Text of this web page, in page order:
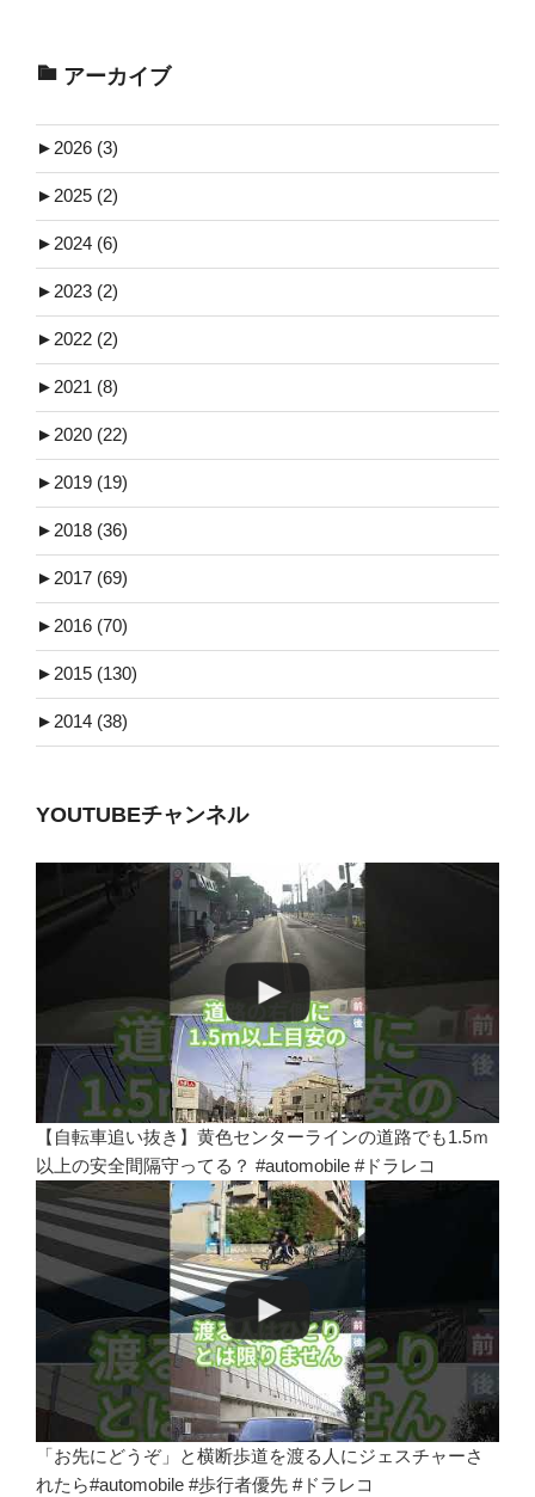
アーカイブ
►2026 (3)
►2025 (2)
►2024 (6)
►2023 (2)
►2022 (2)
►2021 (8)
►2020 (22)
►2019 (19)
►2018 (36)
►2017 (69)
►2016 (70)
►2015 (130)
►2014 (38)
YOUTUBEチャンネル
【自転車追い抜き】黄色センターラインの道路でも1.5ｍ
以上の安全間隔守ってる？ #automobile #ドラレコ
「お先にどうぞ」と横断歩道を渡る人にジェスチャーさ
れたら#automobile #歩行者優先 #ドラレコ